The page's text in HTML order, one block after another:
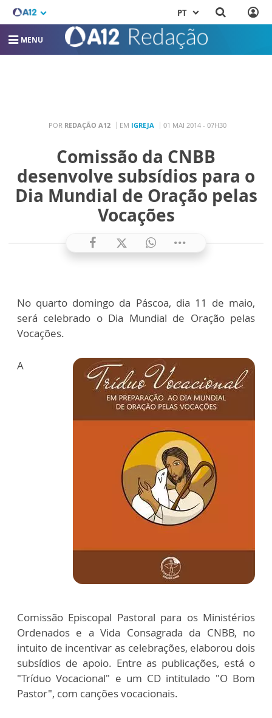
PT
MENU
POR REDAÇÃO A12 EM IGREJA 01 MAI 2014 - 07H30
Comissão da CNBB
desenvolve subsídios para o
Dia Mundial de Oração pelas
Vocações
No quarto domingo da Páscoa, dia 11 de maio,
será celebrado o Dia Mundial de Oração pelas
Vocações.
A
Comissão Episcopal Pastoral para os Ministérios
Ordenados e a Vida Consagrada da CNBB, no
intuito de incentivar as celebrações, elaborou dois
subsídios de apoio. Entre as publicações, está o
"Tríduo Vocacional" e um CD intitulado "O Bom
Pastor", com canções vocacionais.